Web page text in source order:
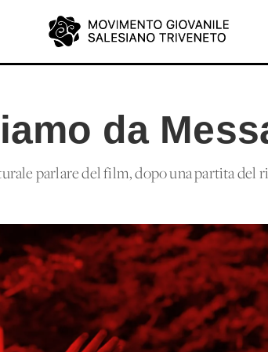
da
parlare del film, dopo una partita del